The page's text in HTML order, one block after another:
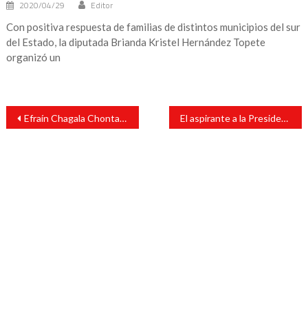
2020/04/29 Editor
Con positiva respuesta de familias de distintos municipios del sur
del Estado, la diputada Brianda Kristel Hernández Topete
organizó un
Navegación
entradas
Efraín Chagala Chontal, candidato a la presidencia municipal de San Andrés Tuxtla por Fuerza por México emitió su voto El aspirante a la Presidencia Municipal de San Andrés Tuxtla por el partido Todos por Veracruz, realizó su sufragio